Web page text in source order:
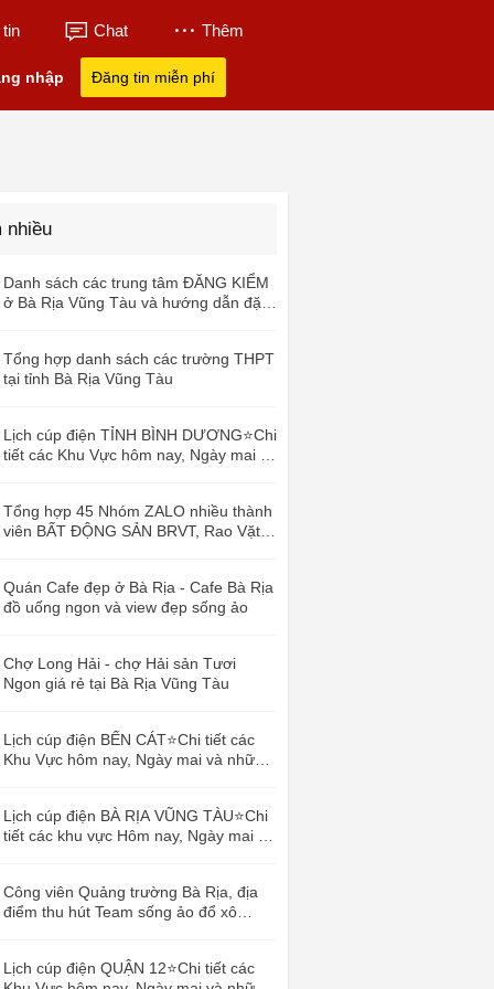
Chat Thêm
nhập Đăng tin miễn phí
nhiều
Danh sách các trung tâm ĐĂNG KIỂM
ở Bà Rịa Vũng Tàu và hướng dẫn đặt
Tổng hợp danh sách các trường THPT
tại tỉnh Bà Rịa Vũng Tàu
Lịch cúp điện TỈNH BÌNH DƯƠNG⭐️Chi
tiết các Khu Vực hôm nay, Ngày mai và
Tổng hợp 45 Nhóm ZALO nhiều thành
viên BẤT ĐỘNG SẢN BRVT, Rao Vặt
Quán Cafe đẹp ở Bà Rịa - Cafe Bà Rịa
đồ uống ngon và view đẹp sống ảo
Chợ Long Hải - chợ Hải sản Tươi
Ngon giá rẻ tại Bà Rịa Vũng Tàu
Lịch cúp điện BẾN CÁT⭐️Chi tiết các
Khu Vực hôm nay, Ngày mai và những
Lịch cúp điện BÀ RỊA VŨNG TÀU⭐️Chi
tiết các khu vực Hôm nay, Ngày mai và
Công viên Quảng trường Bà Rịa, địa
điểm thu hút Team sống ảo đổ xô
Lịch cúp điện QUẬN 12⭐️Chi tiết các